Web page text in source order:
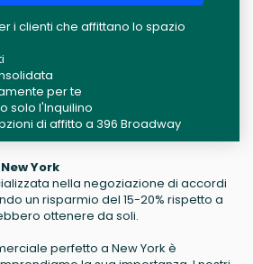
i clienti che affittano lo spazio
per te
solo l'Inquilino
di affitto a 396 Broadway
York
nella negoziazione di accordi
un risparmio del 15-20% rispetto a
ottenere da soli.
perfetto a New York è